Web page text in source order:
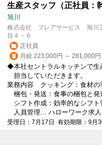
生産スタッフ（正社員：
旭川
株式会社 フレアサービス 旭川
目４－６
正社員
月給 223,000円 ～ 281,000円
◆本社セントラルキッチンで生
担当していただきます。
業務内容 クッキング：食材の
梱包・発送：食事の梱包と発
シフト作成：効率的なシフト
人員管理... ハローワーク求人
受理日：7月17日 有効期限：9月